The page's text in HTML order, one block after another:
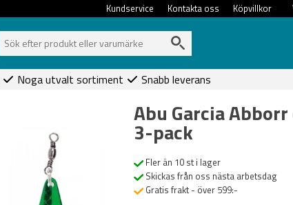
Köpvillkor
Kontakta oss
Kundservice
Noga utvalt sortiment Snabb leverans
Abu Garcia
3-pack
Fler än 10 st i lager
Skickas från oss nästa arbetsdag
Gratis frakt - över 599:-